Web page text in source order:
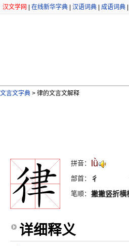
汉文学网 在线新华字典 汉语词典 成语词典
文言文字典 > 律的文言文解释
拼音： lǜ
部首： 彳
笔顺： 撇撇竖折横
详细释义